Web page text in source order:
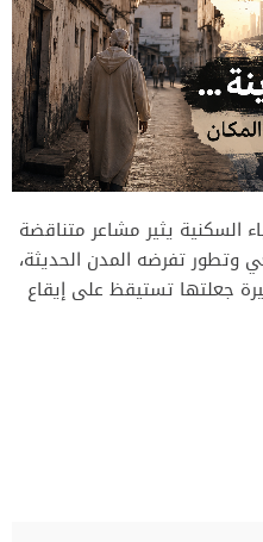
السكنية يثير مشاعر متناقضة
وتطور تفرضه المدن الحديثة،
جعلتها تستيقظ على إيقاع